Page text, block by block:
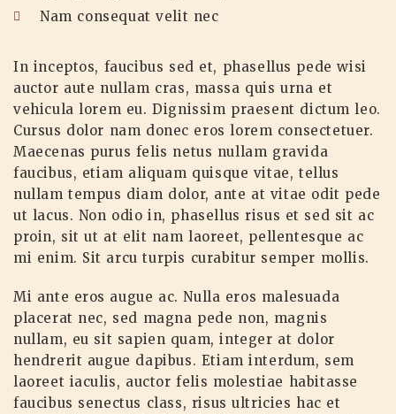
Nam consequat velit nec
In inceptos, faucibus sed et, phasellus pede wisi
auctor aute nullam cras, massa quis urna et
vehicula lorem eu. Dignissim praesent dictum leo.
Cursus dolor nam donec eros lorem consectetuer.
Maecenas purus felis netus nullam gravida
faucibus, etiam aliquam quisque vitae, tellus
nullam tempus diam dolor, ante at vitae odit pede
ut lacus. Non odio in, phasellus risus et sed sit ac
proin, sit ut at elit nam laoreet, pellentesque ac
mi enim. Sit arcu turpis curabitur semper mollis.
Mi ante eros augue ac. Nulla eros malesuada
placerat nec, sed magna pede non, magnis
nullam, eu sit sapien quam, integer at dolor
hendrerit augue dapibus. Etiam interdum, sem
laoreet iaculis, auctor felis molestiae habitasse
faucibus senectus class, risus ultricies hac et